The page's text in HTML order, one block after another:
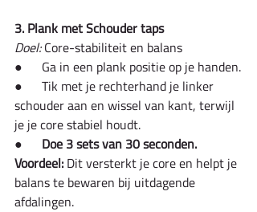
3. Plank met Schouder taps
Doel: Core-stabiliteit en balans
●      Ga in een plank positie op je handen.
●      Tik met je rechterhand je linker
schouder aan en wissel van kant, terwijl
je je core stabiel houdt.
● Doe 3 sets van 30 seconden.
Voordeel: Dit versterkt je core en helpt je
balans te bewaren bij uitdagende
afdalingen.